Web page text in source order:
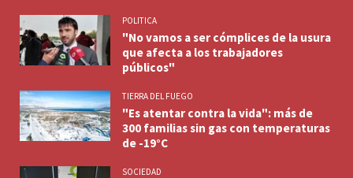
POLITICA
"No vamos a ser cómplices de la usura
que afecta a los trabajadores
públicos"
TIERRA DEL FUEGO
"Es atentar contra la vida": más de
300 familias sin gas con temperaturas
de -19°C
SOCIEDAD